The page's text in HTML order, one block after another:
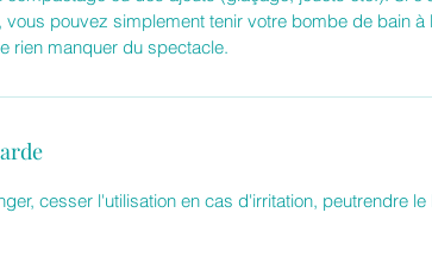
vous pouvez simplement tenir votre bombe de bain à
rien manquer du spectacle.
cesser l'utilisation en cas d'irritation, peutrendre